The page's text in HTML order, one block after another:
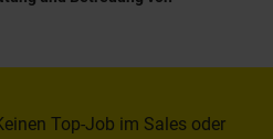
Top-Job im Sales oder